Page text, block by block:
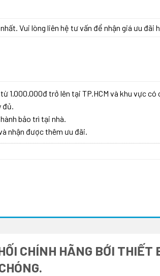
Vui lòng liên hệ tư vấn để nhận giá ưu đãi
Của Đức số lượng
1.000.000đ trở lên tại TP.HCM và khu vực có
bảo trì tại nhà.
nhận được thêm ưu đãi.
CHÍNH HÃNG BỚI THIẾT